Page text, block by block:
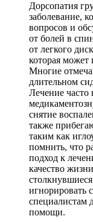
Дорсопатия
заболевание,
вопросов и
от болей в
от легкого
которая может
Многие
длительном
Лечение
снятие
также
таким как
помнить, что
подход к
качество
игнорировать
специалистам
помощи.